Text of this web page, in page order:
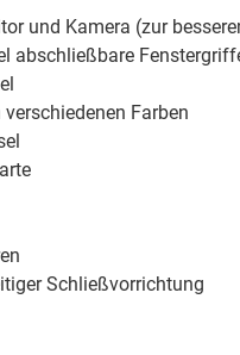
und Kamera (zur
abschließbare
Farben
Schließvorrichtung